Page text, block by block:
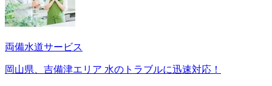
両備水道サービス
岡山県、吉備津エリア 水のトラブルに迅速対応！